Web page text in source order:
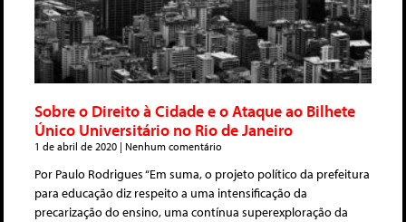
Sobre o Direito à Cidade e o Ataque ao Bilhete
Único Universitário no Rio de Janeiro
1 de abril de 2020 Nenhum comentário
Por Paulo Rodrigues “Em suma, o projeto político da prefeitura
para educação diz respeito a uma intensificação da
precarização do ensino, uma contínua superexploração da